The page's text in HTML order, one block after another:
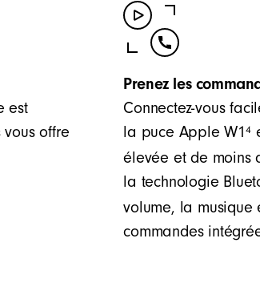
est
offre
Prenez les
Connectez-vous
la puce Apple W1 4
élevée et de moins
la technologie
volume, la
commandes